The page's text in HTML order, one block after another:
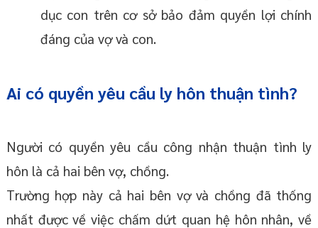
dục con trên cơ sở bảo đảm quyền lợi chính
đáng của vợ và con.
Ai có quyền yêu cầu ly hôn thuận tình?
Người có quyền yêu cầu công nhận thuận tình ly
hôn là cả hai bên vợ, chồng.
Trường hợp này cả hai bên vợ và chồng đã thống
nhất được về việc chấm dứt quan hệ hôn nhân, về